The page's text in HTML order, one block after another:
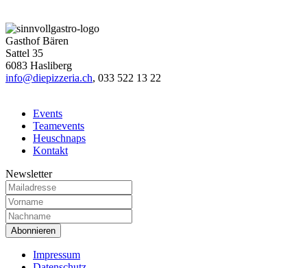
Gasthof Bären
Sattel 35
6083 Hasliberg
info@diepizzeria.ch, 033 522 13 22
Events
Teamevents
Heuschnaps
Kontakt
Newsletter
Impressum